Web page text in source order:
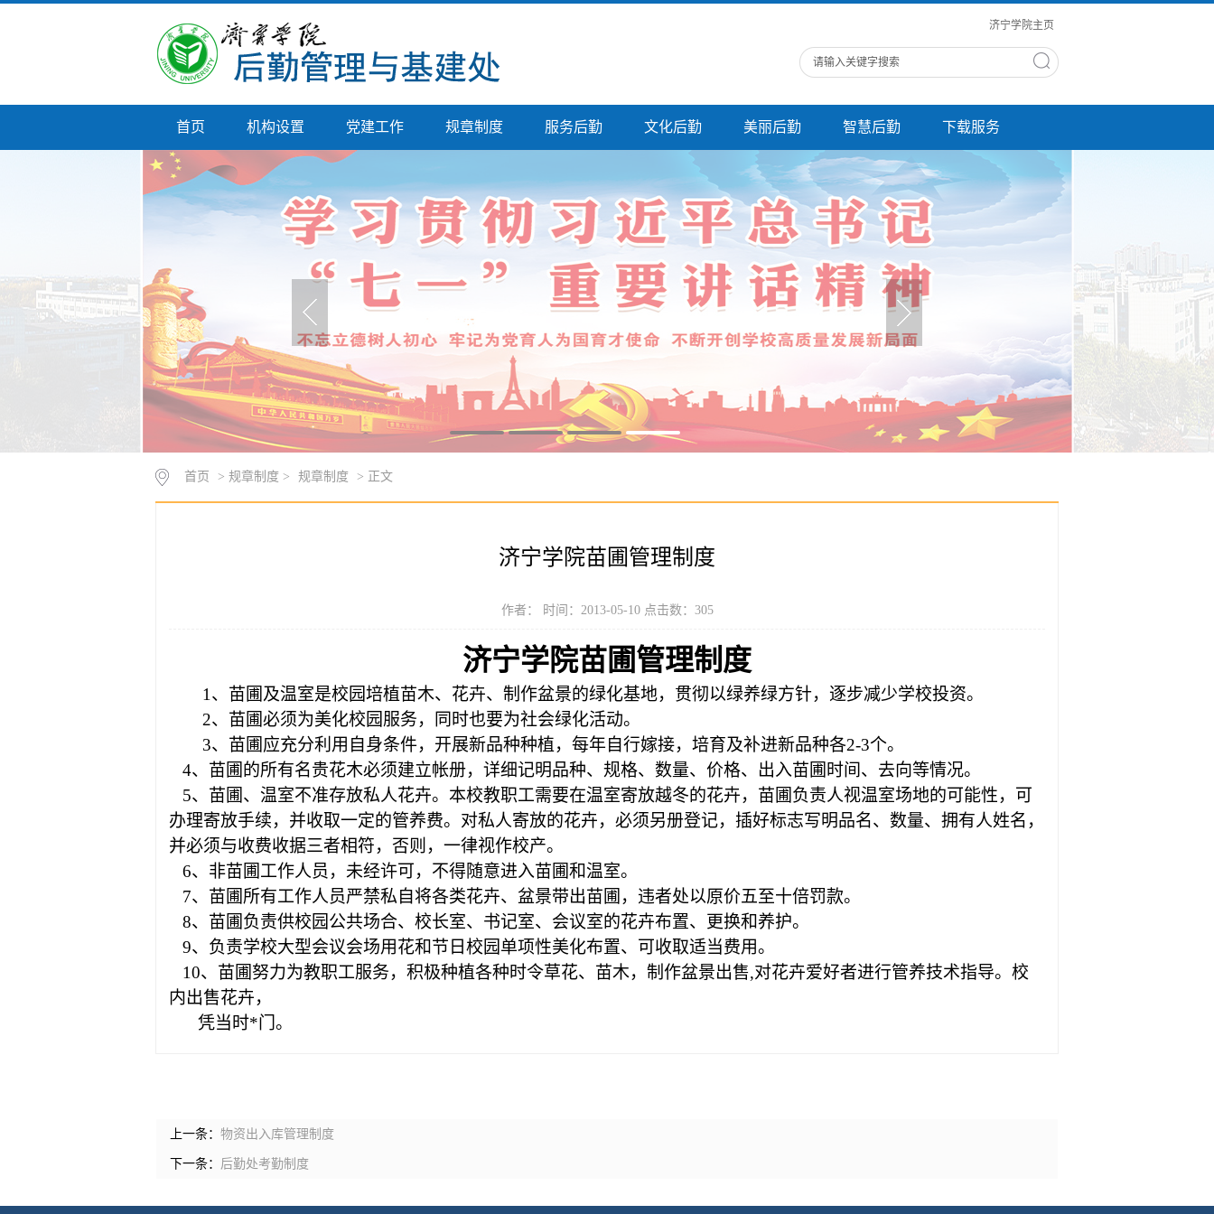
济宁学院主页
首页 机构设置 党建工作 规章制度 服务后勤 文化后勤 美丽后勤 智慧后勤 下载服务
首页 > 规章制度 > 规章制度 > 正文
济宁学院苗圃管理制度
作者： 时间：2013-05-10 点击数： 305
济宁学院苗圃管理制度
1 、苗圃及温室是校园培植苗木、花卉、制作盆景的绿化基地，贯彻以绿养绿方针，逐步减少学校投资。
2、苗圃必须为美化校园服务，同时也要为社会绿化活动。
3、苗圃应充分利用自身条件，开展新品种种植，每年自行嫁接，培育及补进新品种各2-3个。
4、苗圃的所有名贵花木必须建立帐册，详细记明品种、规格、数量、价格、出入苗圃时间、去向等情况。
5、苗圃、温室不准存放私人花卉。本校教职工需要在温室寄放越冬的花卉，苗圃负责人视温室场地的可能性，可
办理寄放手续，并收取一定的管养费。对私人寄放的花卉，必须另册登记，插好标志写明品名、数量、拥有人姓名，
并必须与收费收据三者相符，否则，一律视作校产。
6、非苗圃工作人员，未经许可，不得随意进入苗圃和温室。
7、苗圃所有工作人员严禁私自将各类花卉、盆景带出苗圃，违者处以原价五至十倍罚款。
8、苗圃负责供校园公共场合、校长室、书记室、会议室的花卉布置、更换和养护。
9、负责学校大型会议会场用花和节日校园单项性美化布置、可收取适当费用。
10、苗圃努力为教职工服务，积极种植各种时令草花、苗木，制作盆景出售,对花卉爱好者进行管养技术指导。校
内出售花卉，
凭当时*门。
上一条： 物资出入库管理制度
下一条： 后勤处考勤制度